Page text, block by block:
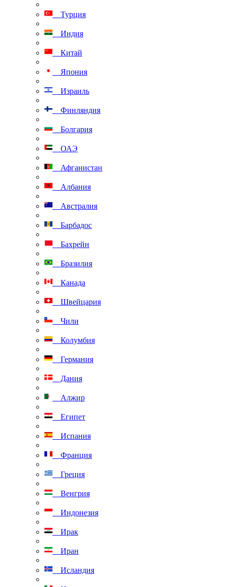
Турция
Индия
Китай
Япония
Израиль
Финляндия
Болгария
ОАЭ
Афганистан
Албания
Австралия
Барбадос
Бахрейн
Бразилия
Канада
Швейцария
Чили
Колумбия
Германия
Дания
Алжир
Египет
Испания
Франция
Греция
Венгрия
Индонезия
Ирак
Иран
Исландия